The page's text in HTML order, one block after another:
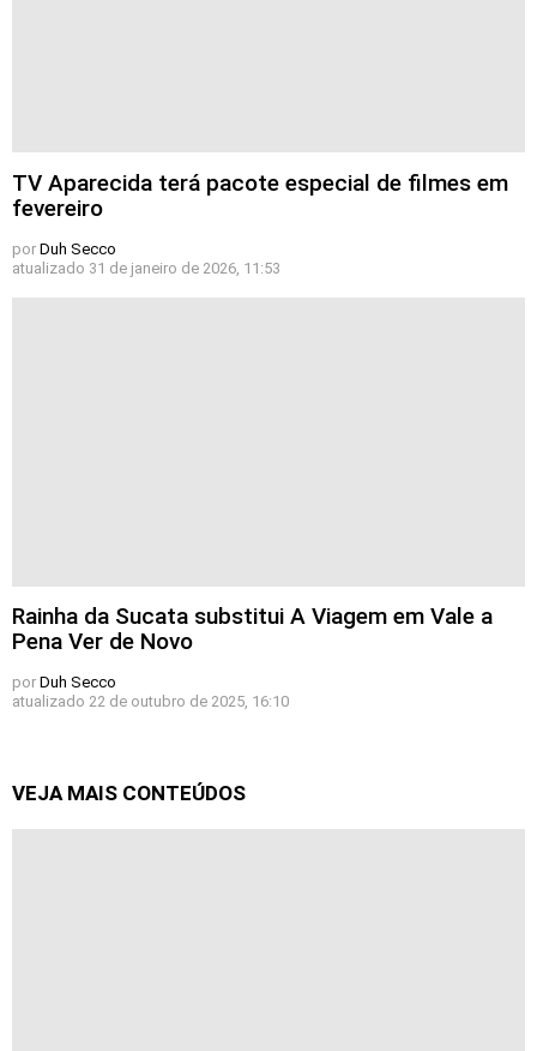
TV Aparecida terá pacote especial de filmes em
fevereiro
por Duh Secco
atualizado 31 de janeiro de 2026, 11:53
Rainha da Sucata substitui A Viagem em Vale a
Pena Ver de Novo
por Duh Secco
atualizado 22 de outubro de 2025, 16:10
VEJA MAIS CONTEÚDOS